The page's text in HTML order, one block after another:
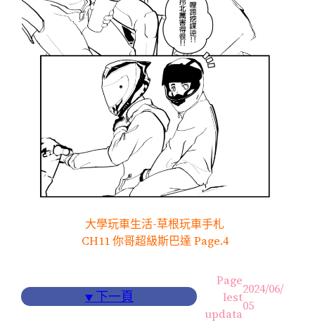
大學玩車生活-草根玩車手札
CH11 你哥超級斯巴達 Page.4
▼下一頁
Page
lest
updata
2024/06/
05